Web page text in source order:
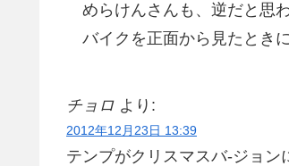
めらけんさんも、逆だと思
バイクを正面から見たとき
チョロ より:
2012年12月23日 13:39
テンプがクリスマスバ-ジョン